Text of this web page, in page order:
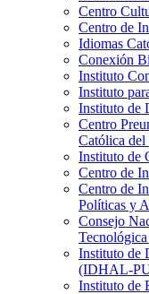
Centro
Centro de
Idiomas
Conexión
Instituto
Instituto
Instituto de
Centro
Católica del
Instituto de
Centro de
Centro de
Políticas y
Consejo
Instituto de
(IDHAL-
Instituto de